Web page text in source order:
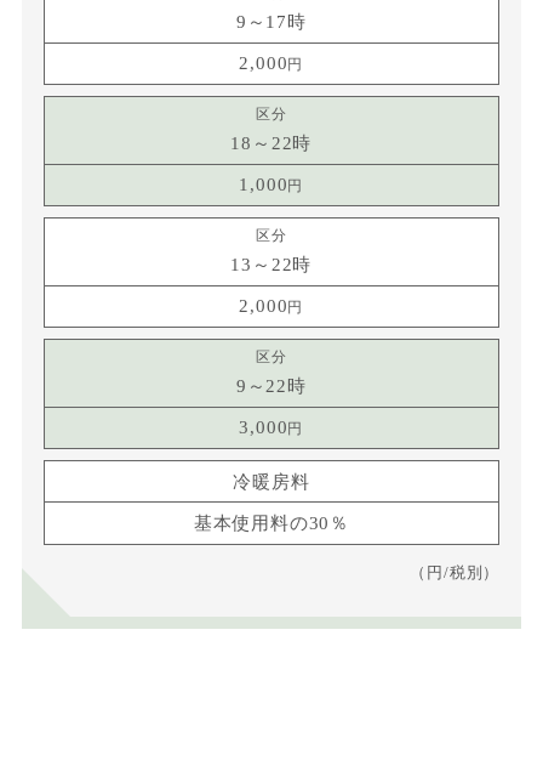
9～17時
2,000
18～22時
1,000
13～22時
2,000
9～22時
3,000
冷暖房料
基本使用料の30％
（円/税別）